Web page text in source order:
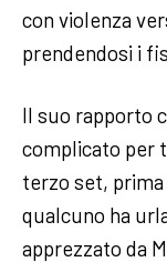
con violenza
prendendosi i
Il suo rapporto
complicato per
terzo set, prima
qualcuno ha
apprezzato da